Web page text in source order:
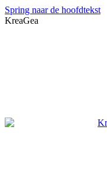
Spring naar de hoofdtekst
KreaGea